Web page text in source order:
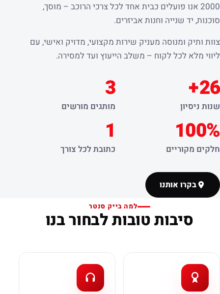
2000 אנו פועלים כבית אחד לכל צרכי הרוכב – מוסך,
סוכנות, יד שנייה וחנות אביזרים.
צוות ותיק ומנוסה מעניק שירות מקצועי, מדויק ואישי, עם
ליווי מלא לכל לקוח – משלב הייעוץ ועד למסירה.
26+
שנות ניסיון
3
מותגים מורשים
100%
חלקים מקוריים
1
כתובת לכל צורך
בקרו אותנו
למה בייק סנטר
סיבות טובות לבחור בנו